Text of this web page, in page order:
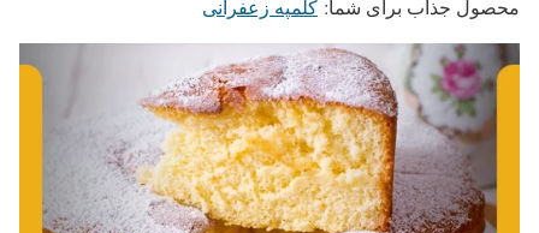
محصول جذاب برای شما: کلمپه زعفرانی